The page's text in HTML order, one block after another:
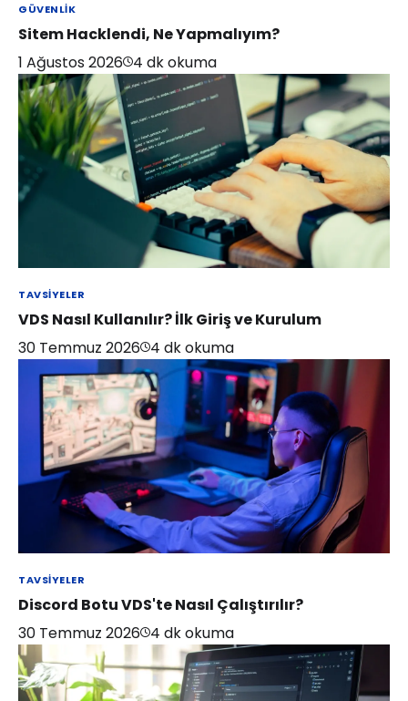
GÜVENLIK
Sitem Hacklendi, Ne Yapmalıyım?
1 Ağustos 2026 4 dk okuma
TAVSIYELER
VDS Nasıl Kullanılır? İlk Giriş ve Kurulum
30 Temmuz 2026 4 dk okuma
TAVSIYELER
Discord Botu VDS'te Nasıl Çalıştırılır?
30 Temmuz 2026 4 dk okuma